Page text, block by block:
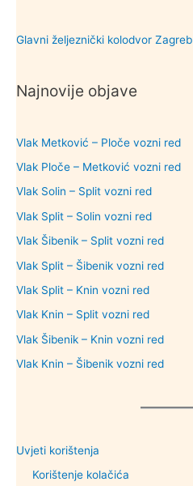
Glavni željeznički kolodvor Zagreb
Najnovije objave
Vlak Metković – Ploče vozni red
Vlak Ploče – Metković vozni red
Vlak Solin – Split vozni red
Vlak Split – Solin vozni red
Vlak Šibenik – Split vozni red
Vlak Split – Šibenik vozni red
Vlak Split – Knin vozni red
Vlak Knin – Split vozni red
Vlak Šibenik – Knin vozni red
Vlak Knin – Šibenik vozni red
Uvjeti korištenja
Korištenje kolačića